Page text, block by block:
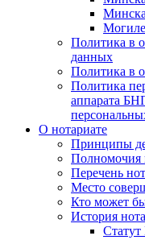
Политика в
данных
Политика в
Политика
аппарата
О нотариате
Принципы
Полномочия
Перечень
Место
Кто может
История